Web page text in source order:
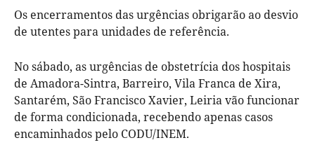
Os encerramentos das urgências obrigarão ao desvio
de utentes para unidades de referência.
No sábado, as urgências de obstetrícia dos hospitais
de Amadora-Sintra, Barreiro, Vila Franca de Xira,
Santarém, São Francisco Xavier, Leiria vão funcionar
de forma condicionada, recebendo apenas casos
encaminhados pelo CODU/INEM.